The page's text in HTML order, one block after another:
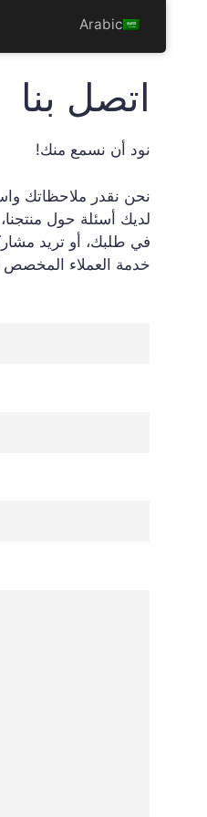
المحتوى
اتصل بنا
نود أن نسمع منك!
نحن نقدر ملاحظاتك
لديك أسئلة حول
في طلبك، أو تريد
خدمة العملاء المخصص
Arabic